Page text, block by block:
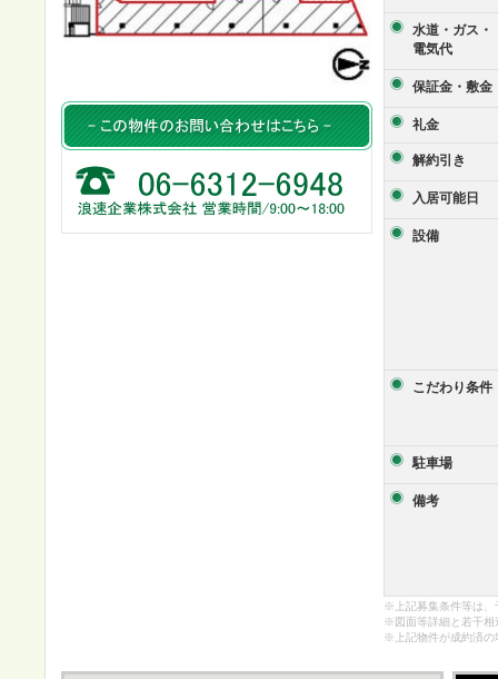
水道・ガス・
電気代
保証金・敷金
礼金
解約引き
入居可能日
設備
こだわり条件
駐車場
備考
※上記募集条件等は、
※図面等詳細と若干相
※上記物件が成約済の